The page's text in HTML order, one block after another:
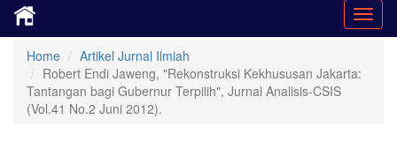
Home
Artikel Jurnal Ilmiah
Robert Endi Jaweng, "Rekonstruksi Kekhususan Jakarta:
Tantangan bagi Gubernur Terpilih", Jurnal Analisis-CSIS
(Vol.41 No.2 Juni 2012).